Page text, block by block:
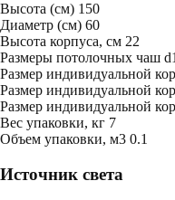
Высота (см) 150
Диаметр (см) 60
Высота корпуса, см 22
Размеры потолочных чаш
Размер индивидуальной
Размер индивидуальной
Размер индивидуальной
Bес упаковки, кг 7
Oбъем упаковки, м3 0.1
Источник света